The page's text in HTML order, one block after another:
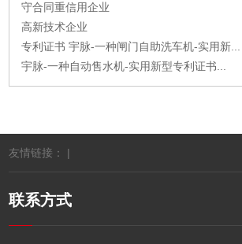
守合同重信用企业
高新技术企业
专利证书 宇脉-一种闸门自助洗车机-实用新...
宇脉-一种自动售水机-实用新型专利证书...
友情链接： |
联系方式